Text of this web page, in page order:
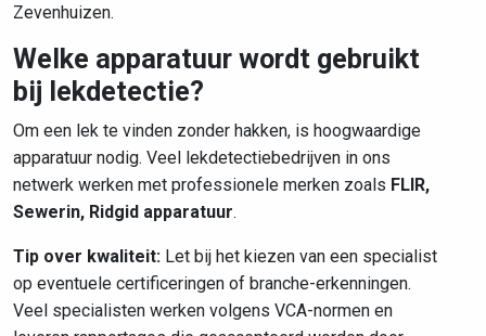
Zevenhuizen.
Welke apparatuur wordt gebruikt
bij lekdetectie?
Om een lek te vinden zonder hakken, is hoogwaardige
apparatuur nodig. Veel lekdetectiebedrijven in ons
netwerk werken met professionele merken zoals FLIR,
Sewerin, Ridgid apparatuur.
Tip over kwaliteit: Let bij het kiezen van een specialist
op eventuele certificeringen of branche-erkenningen.
Veel specialisten werken volgens VCA-normen en